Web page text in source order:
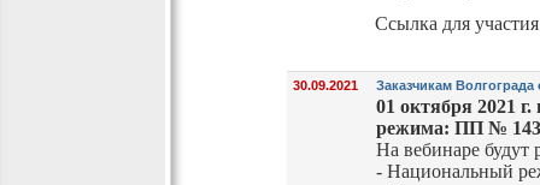
Ссылка для
30.09.2021 Заказчикам
01 октября 2021 г.
режима: ПП №
На вебинаре
- Национальный